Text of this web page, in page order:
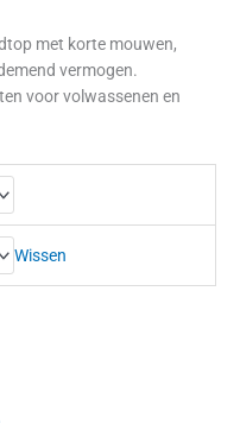
met korte mouwen,
vermogen.
voor volwassenen en
Wissen